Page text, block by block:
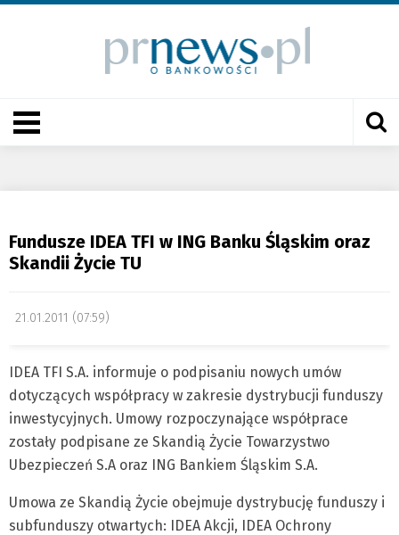
Fundusze IDEA TFI w ING Banku Śląskim oraz
Skandii Życie TU
21.01.2011 (07:59)
IDEA TFI S.A. informuje o podpisaniu nowych umów
dotyczących współpracy w zakresie dystrybucji funduszy
inwestycyjnych. Umowy rozpoczynające współprace
zostały podpisane ze Skandią Życie Towarzystwo
Ubezpieczeń S.A oraz ING Bankiem Śląskim S.A.
Umowa ze Skandią Życie obejmuje dystrybucję funduszy i
subfunduszy otwartych: IDEA Akcji, IDEA Ochrony